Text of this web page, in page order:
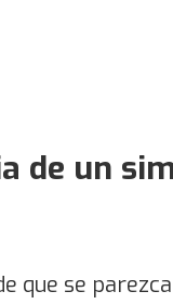
de un
que se